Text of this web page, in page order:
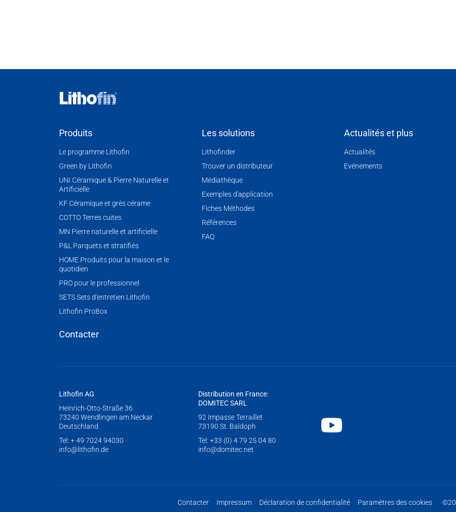
Produits
Le programme Lithofin
Green by Lithofin
UNI Céramique & Pierre Naturelle et
Artificielle
KF Céramique et grès cérame
COTTO Terres cuites
MN Pierre naturelle et artificielle
P&L Parquets et stratifiés
HOME Produits pour la maison et le
quotidien
PRO pour le professionnel
SETS Sets d'entretien Lithofin
Lithofin ProBox
Les solutions
Lithofinder
Trouver un distributeur
Médiathèque
Exemples d'application
Fiches Méthodes
Références
FAQ
Actualités et plus
Actualités
Evénements
Contacter
Lithofin AG
Heinrich-Otto-Straße 36
73240 Wendlingen am Neckar
Deutschland
Tel: + 49 7024 94030
info@lithofin.de
Distribution en France:
DOMITEC SARL
92 Impasse Terraillet
73190 St. Baldoph
Tel: +33 (0) 4 79 25 04 80
info@domitec.net
Youtube
Contacter Impressum Déclaration de confidentialité Paramètres des cookies